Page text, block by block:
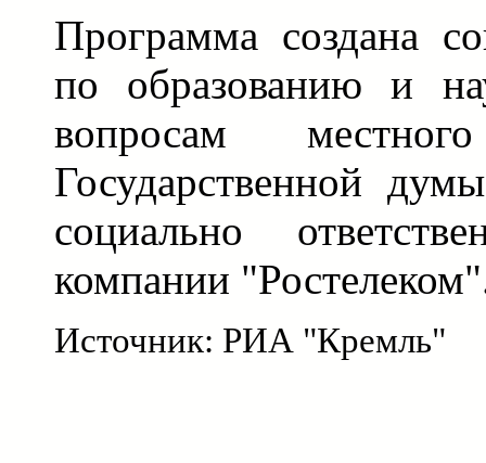
Программа создана
по образованию и
вопросам
Государственной
социально
компании
Источник: РИА "Кремль"